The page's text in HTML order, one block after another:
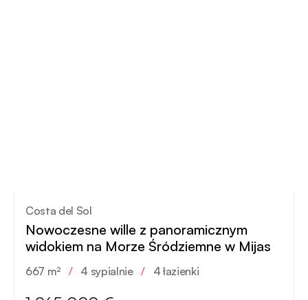
Costa del Sol
Nowoczesne wille z panoramicznym
widokiem na Morze Śródziemne w Mijas
667 m² / 4 sypialnie / 4 łazienki